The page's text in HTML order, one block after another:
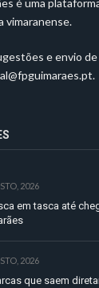
vimaranense.
e envio
.
2026
em tasca até
2026
que saem